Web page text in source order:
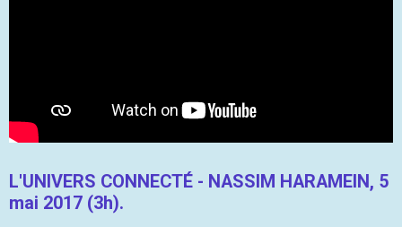
L'UNIVERS CONNECTÉ - NASSIM HARAMEIN, 5
mai 2017 (3h).